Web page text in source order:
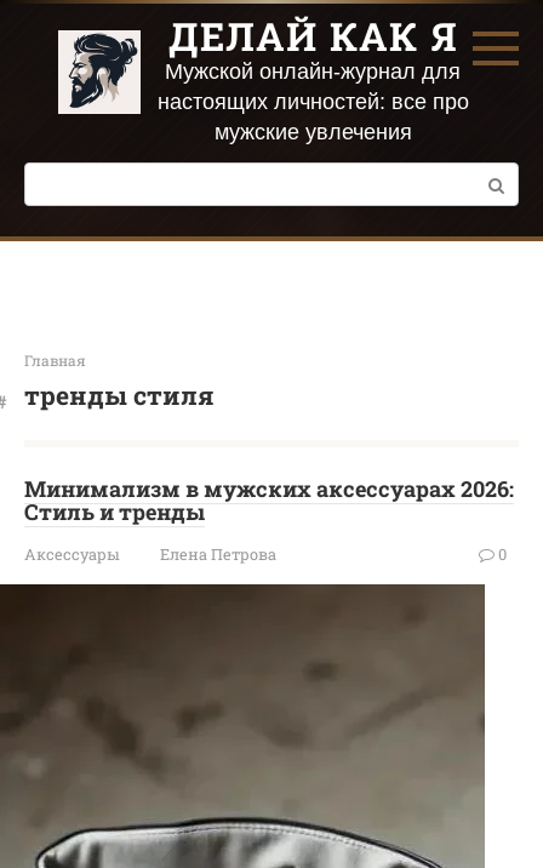
Перейти
контенту
ДЕЛАЙ КАК Я
Мужской онлайн-журнал для
настоящих личностей: все про
мужские увлечения
Поиск:
Главная
тренды стиля
Минимализм в мужских аксессуарах 2026:
Стиль и тренды
Аксессуары Елена Петрова 0